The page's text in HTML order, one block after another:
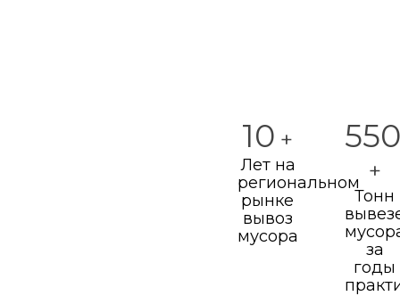
10 +
Лет на
региональном
рынке
вывоз
мусора
+
Тонн
за
годы